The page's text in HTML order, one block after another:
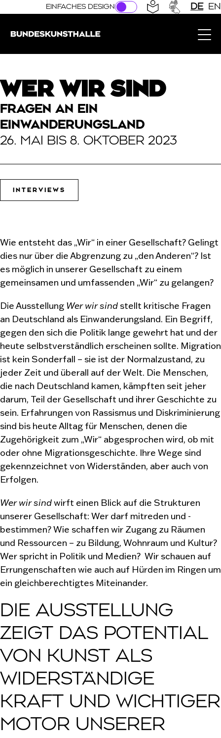
Direkt zur Hauptnavigation springen
Direkt zum Hauptinhalt springen
EINFACHES DESIGN DE EN
WER WIR SIND
FRAGEN AN EIN
EINWANDERUNGSLAND
26. MAI BIS 8. OKTOBER 2023
INTERVIEWS
Wie entsteht das „Wir“ in einer Gesellschaft? Gelingt
dies nur über die Abgrenzung zu „den Anderen“? Ist
es möglich in unserer Gesellschaft zu einem
gemeinsamen und umfassenden „Wir“ zu gelangen?
Die Ausstellung Wer wir sind stellt kritische Fragen
an Deutschland als Einwanderungsland. Ein Begriff,
gegen den sich die Politik lange gewehrt hat und der
heute selbstverständlich erscheinen sollte. Migration
ist kein Sonderfall – sie ist der Normalzustand, zu
jeder Zeit und überall auf der Welt. Die Menschen,
die nach Deutschland kamen, kämpften seit jeher
darum, Teil der Gesellschaft und ihrer Geschichte zu
sein. Erfahrungen von Rassismus und Diskriminierung
sind bis heute Alltag für Menschen, denen die
Zugehörigkeit zum „Wir“ abgesprochen wird, ob mit
oder ohne Migrationsgeschichte. Ihre Wege sind
gekennzeichnet von Widerständen, aber auch von
Erfolgen.
Wer wir sindwirft einen Blick auf die Strukturen
unserer Gesellschaft: Wer darf mitreden und -
bestimmen? Wie schaffen wir Zugang zu Räumen
und Ressourcen – zu Bildung, Wohnraum und Kultur?
Wer spricht in Politik und Medien? Wir schauen auf
Errungenschaften wie auch auf Hürden im Ringen um
ein gleichberechtigtes Miteinander.
DIE AUSSTELLUNG
ZEIGT DAS POTENTIAL
VON KUNST ALS
WIDERSTÄNDIGE
KRAFT UND WICHTIGER
MOTOR UNSERER